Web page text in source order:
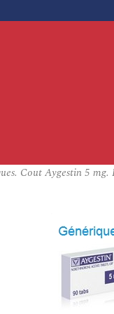
Cout Aygestin 5 mg.